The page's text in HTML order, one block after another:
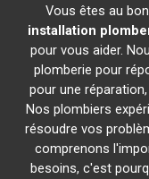
Vous êtes au
installation
pour vous aider.
plomberie pour
pour une
Nos plombiers
résoudre vos
comprenons
besoins, c'est